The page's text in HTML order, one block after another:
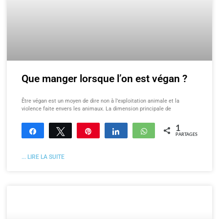
Que manger lorsque l’on est végan ?
Être végan est un moyen de dire non à l’exploitation animale et la
violence faite envers les animaux. La dimension principale de
Partagez Tweetez Enregistrer Partagez WhatsApp
1
PARTAGES
... LIRE LA SUITE